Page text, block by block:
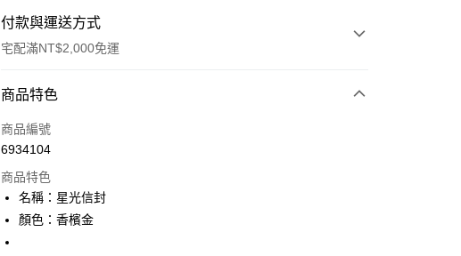
付款與運送方式
宅配滿NT$2,000免運
付款方式
信用卡一次付款
運送方式
商品特色
商品編號
6934104
商品特色
名稱：星光信封
顏色：香檳金